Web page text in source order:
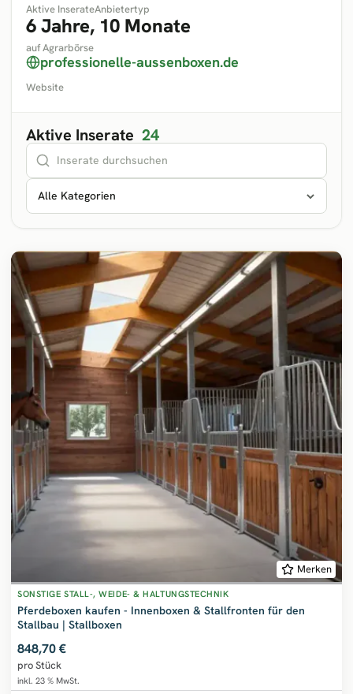
Aktive InserateAnbietertyp
6 Jahre, 10 Monate
auf Agrarbörse
professionelle-aussenboxen.de
Website
Aktive Inserate 24
Merken
SONSTIGE STALL-, WEIDE- & HALTUNGSTECHNIK
Pferdeboxen kaufen - Innenboxen & Stallfronten für den
Stallbau | Stallboxen
848,70 €
pro Stück
inkl. 23 % MwSt.